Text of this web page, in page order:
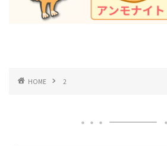
HOME 2